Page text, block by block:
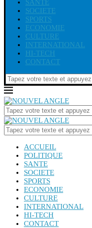
SANTE
SOCIETE
SPORTS
ECONOMIE
CULTURE
INTERNATIONAL
HI-TECH
CONTACT
ACCUEIL
POLITIQUE
SANTE
SOCIETE
SPORTS
ECONOMIE
CULTURE
INTERNATIONAL
HI-TECH
CONTACT